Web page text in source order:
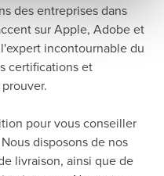
des entreprises dans
sur Apple, Adobe et
incontournable du
certifications et
pour vous conseiller
disposons de nos
livraison, ainsi que de